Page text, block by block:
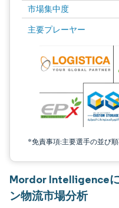
市場集中度
主要プレーヤー
*免責事項:主要選手の並び
画像 © Mordor Intelligence。
Mordor Intelligence
ン物流市場分析